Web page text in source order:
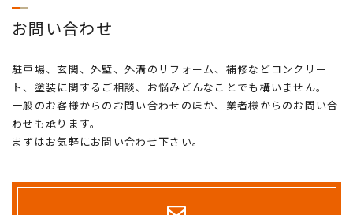
お問い合わせ
駐車場、玄関、外壁、外溝のリフォーム、補修などコンクリー
ト、塗装に関するご相談、お悩みどんなことでも構いません。
一般のお客様からのお問い合わせのほか、業者様からのお問い合
わせも承ります。
まずはお気軽にお問い合わせ下さい。